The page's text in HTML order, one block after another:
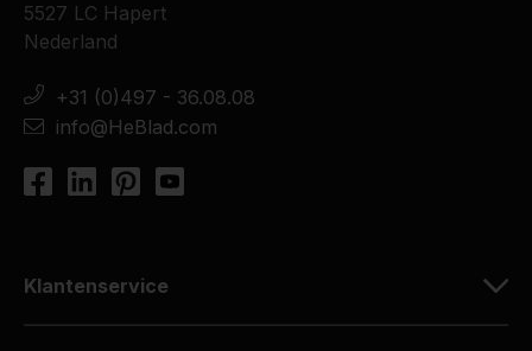
5527 LC Hapert
Nederland
+31 (0)497 - 36.08.08
info@HeBlad.com
Klantenservice